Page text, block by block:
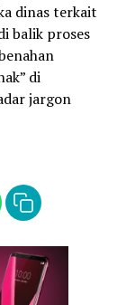
dinas terkait
balik proses
di
jargon